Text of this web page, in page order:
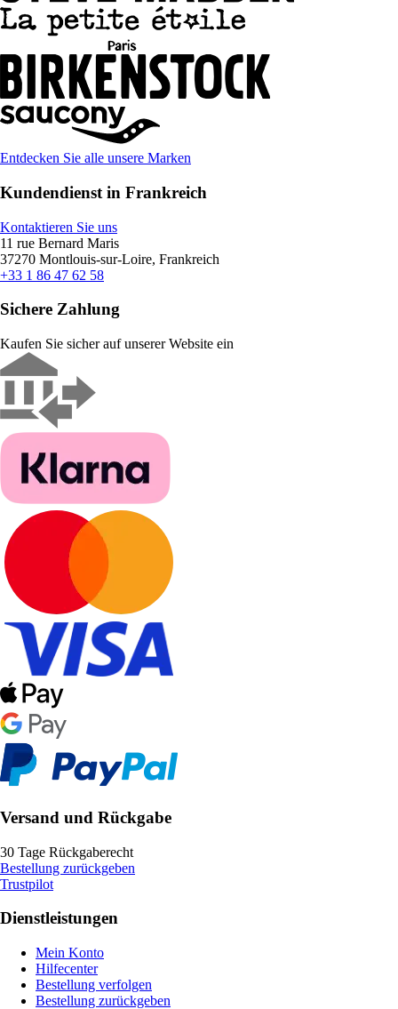
Entdecken Sie alle unsere Marken
Kundendienst in Frankreich
Kontaktieren Sie uns
11 rue Bernard Maris
37270 Montlouis-sur-Loire, Frankreich
+33 1 86 47 62 58
Sichere Zahlung
Kaufen Sie sicher auf unserer Website ein
Versand und Rückgabe
30 Tage Rückgaberecht
Bestellung zurückgeben
Trustpilot
Dienstleistungen
Mein Konto
Hilfecenter
Bestellung verfolgen
Bestellung zurückgeben